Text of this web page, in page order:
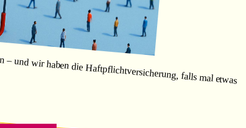
wir haben die Haftpflichtversicherung, falls mal etwas